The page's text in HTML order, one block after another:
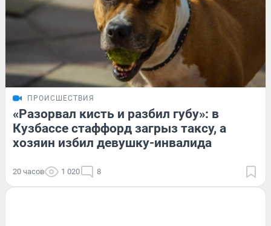
ПРОИСШЕСТВИЯ
«Разорвал кисть и разбил губу»: в
Кузбассе стаффорд загрыз таксу, а
хозяин избил девушку-инвалида
20 часов 1 020 8